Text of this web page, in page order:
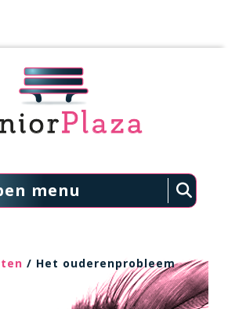
menu
/ Het ouderenprobleem